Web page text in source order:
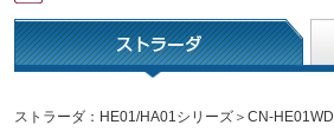
ストラーダ：HE01/HA01シリーズ＞CN-HE01WD